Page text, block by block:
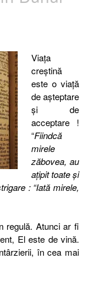
Viaţa
creştină
este o viaţă
de aşteptare
şi de
acceptare !
“Fiindcă
mirele
zăbovea, au
aţipit toate şi
: “Iată mirele,
regulă. Atunci ar fi
El este de vină.
în cea mai